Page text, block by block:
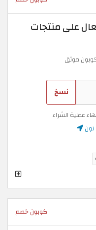
فعال على منتجات
موثق
نسخ
عملية الشراء
كوبون خصم